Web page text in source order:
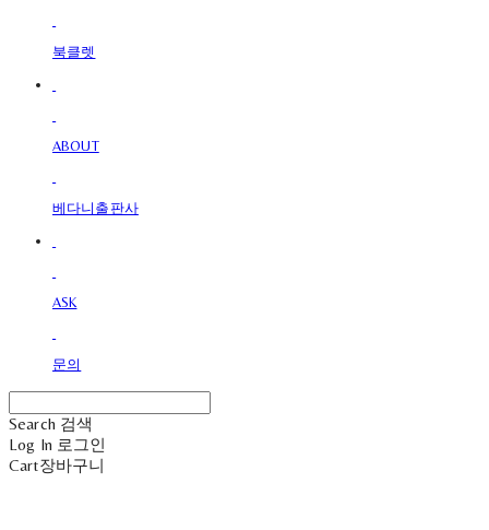
북클렛
ABOUT
베다니출판사
ASK
문의
Search 검색
Log In 로그인
Cart장바구니